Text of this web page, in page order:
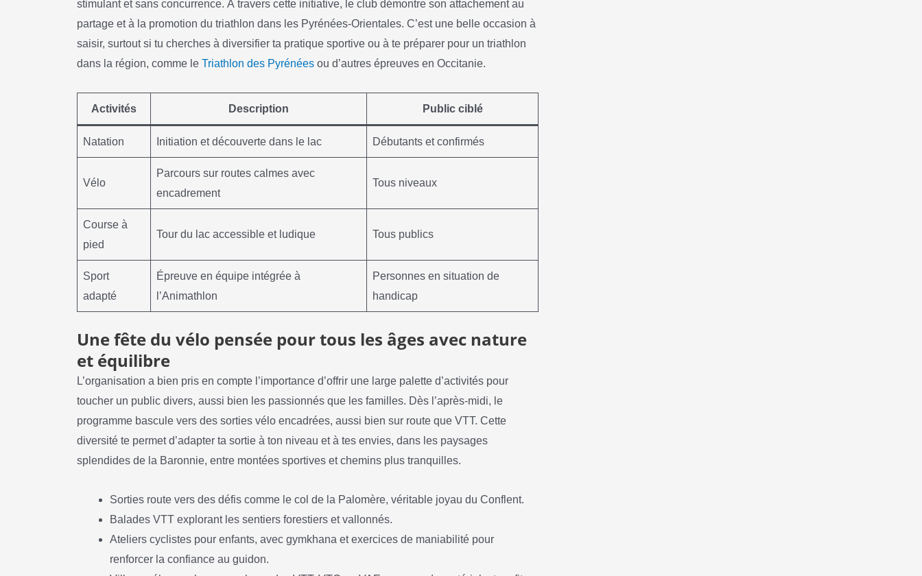
stimulant et sans concurrence. À travers cette initiative, le club démontre son attachement au
partage et à la promotion du triathlon dans les Pyrénées-Orientales. C’est une belle occasion à
saisir, surtout si tu cherches à diversifier ta pratique sportive ou à te préparer pour un triathlon
dans la région, comme le Triathlon des Pyrénées ou d’autres épreuves en Occitanie.
Activités Description Public ciblé
Natation Initiation et découverte dans le lac Débutants et confirmés
Vélo
Parcours sur routes calmes avec
encadrement
Tous niveaux
Course à
pied
Tour du lac accessible et ludique Tous publics
Sport
adapté
Épreuve en équipe intégrée à
l’Animathlon
Personnes en situation de
handicap
Une fête du vélo pensée pour tous les âges avec nature
et équilibre
L’organisation a bien pris en compte l’importance d’offrir une large palette d’activités pour
toucher un public divers, aussi bien les passionnés que les familles. Dès l’après-midi, le
programme bascule vers des sorties vélo encadrées, aussi bien sur route que VTT. Cette
diversité te permet d’adapter ta sortie à ton niveau et à tes envies, dans les paysages
splendides de la Baronnie, entre montées sportives et chemins plus tranquilles.
Sorties route vers des défis comme le col de la Palomère, véritable joyau du Conflent.
Balades VTT explorant les sentiers forestiers et vallonnés.
Ateliers cyclistes pour enfants, avec gymkhana et exercices de maniabilité pour
renforcer la confiance au guidon.